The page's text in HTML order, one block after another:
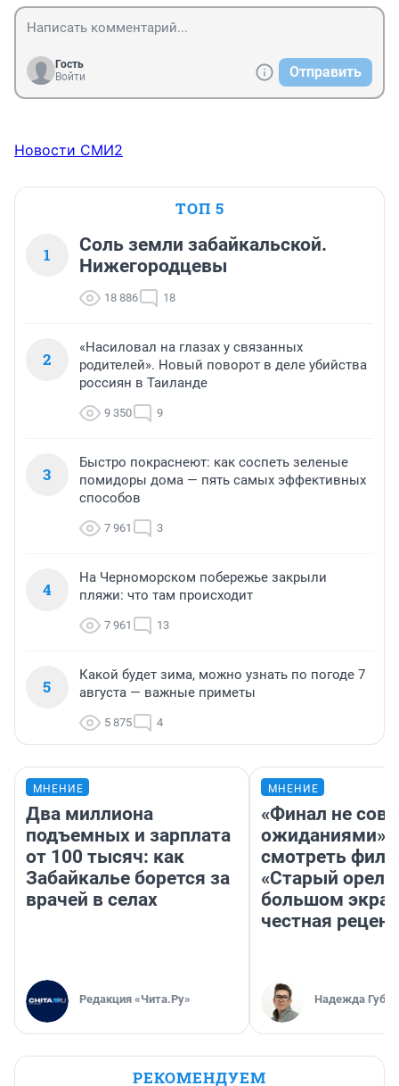
Гость
Войти
Отправить
Новости СМИ2
ТОП 5
1
Соль земли забайкальской.
Нижегородцевы
18 886 18
2
«Насиловал на глазах у связанных
родителей». Новый поворот в деле убийства
россиян в Таиланде
9 350 9
3
Быстро покраснеют: как соспеть зеленые
помидоры дома — пять самых эффективных
способов
7 961 3
4
На Черноморском побережье закрыли
пляжи: что там происходит
7 961 13
5
Какой будет зима, можно узнать по погоде 7
августа — важные приметы
5 875 4
МНЕНИЕ
Два миллиона
подъемных и зарплата
от 100 тысяч: как
Забайкалье борется за
врачей в селах
Редакция «Чита.Ру»
МНЕНИЕ
«Финал не
ожиданиями»:
смотреть
«Старый орел»
большом
честная
Надежда
РЕКОМЕНДУЕМ